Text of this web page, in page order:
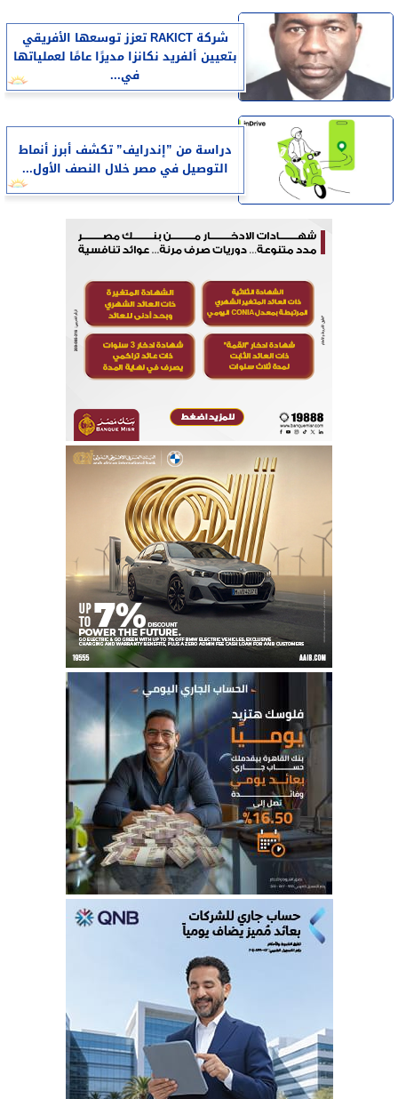
شركة RAKICT تعزز توسعها الأفريقي
بتعيين ألفريد نكانزا مديرًا عامًا لعملياتها
في...
دراسة من ”إندرايف” تكشف أبرز أنماط
التوصيل في مصر خلال النصف الأول...